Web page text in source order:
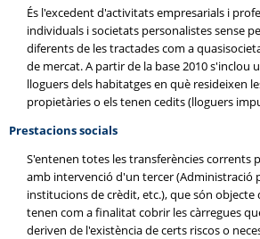
És l'excedent d'activitats empresarials i
individuals i societats personalistes sense
diferents de les tractades com a
de mercat. A partir de la base 2010 s'inclou
lloguers dels habitatges en què resideixen
propietàries o els tenen cedits (lloguers
Prestacions socials
S'entenen totes les transferències corrents
amb intervenció d'un tercer (Administració
institucions de crèdit, etc.), que són objecte
tenen com a finalitat cobrir les càrregues
deriven de l'existència de certs riscos o